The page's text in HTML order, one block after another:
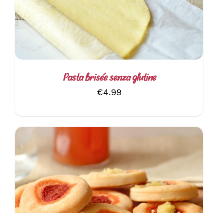
Pasta brisée senza glutine
€4.99
AGGIUNGI AL CARRELLO / DETTAGLI